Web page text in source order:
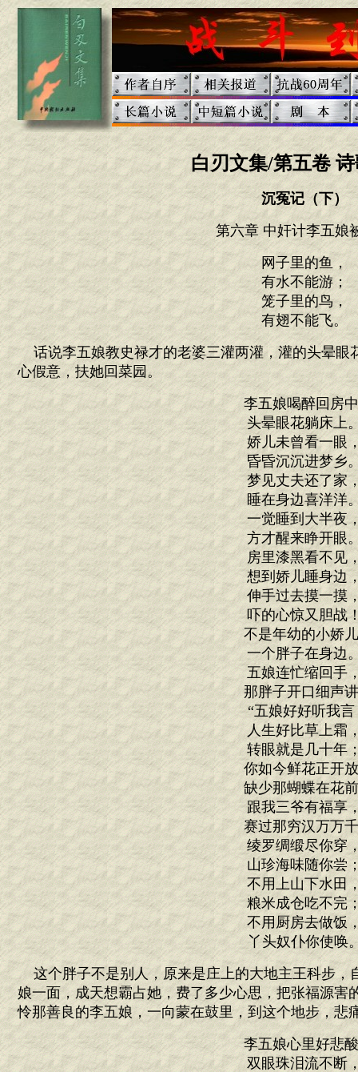
白刃文集/第五卷
沉冤记（下）
第六章 中奸计李五娘
网子里的鱼，
有水不能游；
笼子里的鸟，
有翅不能飞。
话说李五娘教史禄才的老婆三灌两灌，灌的头晕眼
心假意，扶她回菜园。
李五娘喝醉回房
头晕眼花躺床上
娇儿未曾看一眼
昏昏沉沉进梦乡
梦见丈夫还了家
睡在身边喜洋洋
一觉睡到大半夜
方才醒来睁开眼
房里漆黑看不见
想到娇儿睡身边
伸手过去摸一摸
吓的心惊又胆战
不是年幼的小娇
一个胖子在身边
五娘连忙缩回手
那胖子开口细声
“五娘好好听我言
人生好比草上霜
转眼就是几十年
你如今鲜花正开
缺少那蝴蝶在花
跟我三爷有福享
赛过那穷汉万万
绫罗绸缎尽你穿
山珍海味随你尝
不用上山下水田
粮米成仓吃不完
不用厨房去做饭
丫头奴仆你使唤
这个胖子不是别人，原来是庄上的大地主王科步，
娘一面，成天想霸占她，费了多少心思，把张福源害
怜那善良的李五娘，一向蒙在鼓里，到这个地步，悲
李五娘心里好悲
双眼珠泪流不断